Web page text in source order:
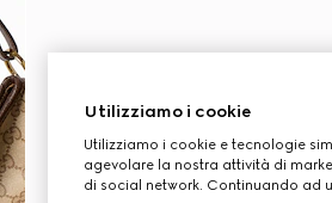
Utilizziamo i cookie
Utilizziamo i cookie e tecnologie
agevolare la nostra attività di
di social network. Continuando ad